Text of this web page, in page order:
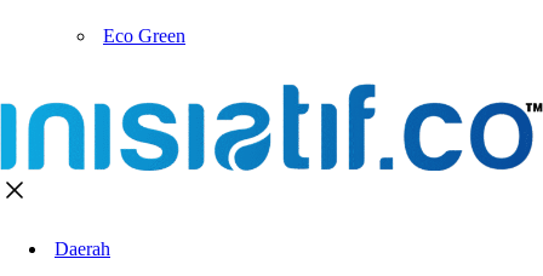
Eco Green
Daerah